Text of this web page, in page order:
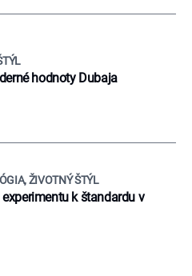
hodnoty Dubaja
ŽIVOTNÝ ŠTÝL
k štandardu v